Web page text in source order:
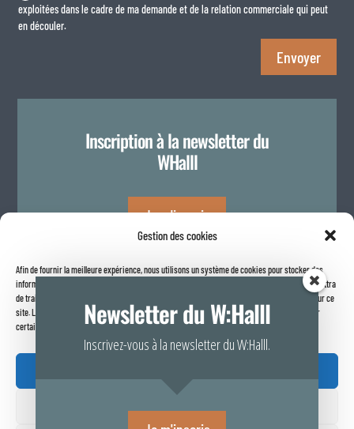
Gestion des cookies
Afin de fournir la meilleure expérience, nous utilisons un système de cookies pour stocker des
informations sur votre navigateur internet. Le fait de consentir à ces technologies nous permettra
de traiter des données telles que le comportement de navigation ou les identifiants uniques sur ce
site. Le fait de ne pas consentir ou de retirer son consentement peut avoir un effet négatif sur
certaines caractéristiques et fonctions.
exploitées dans le cadre de ma demande et de la relation commerciale qui peut
en découler.
Envoyer
Inscription à la newsletter du
WHalll
Je m'inscris
Politique de confidentialité
Rapport de transparence 2025
Newsletter du W:Halll
Inscrivez-vous à la newsletter du W:Halll.